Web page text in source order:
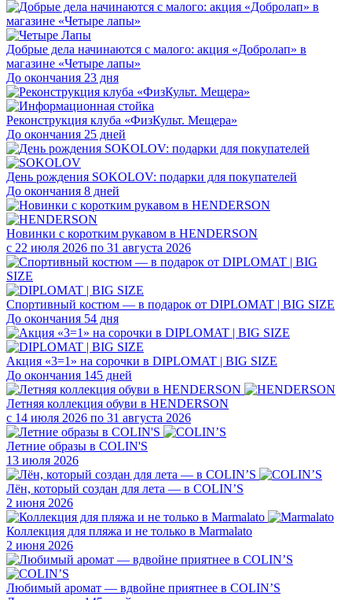
Добрые дела начинаются с малого: акция «Добролап» в
магазине «Четыре лапы»
До окончания 23 дня
Реконструкция клуба «ФизКульт. Мещера»
До окончания 25 дней
День рождения SOKOLOV: подарки для покупателей
До окончания 8 дней
Новинки с коротким рукавом в HENDERSON
с 22 июля 2026 по 31 августа 2026
Спортивный костюм — в подарок от DIPLOMAT | BIG SIZE
До окончания 54 дня
Акция «3=1» на сорочки в DIPLOMAT | BIG SIZE
До окончания 145 дней
Летняя коллекция обуви в HENDERSON
с 14 июля 2026 по 31 августа 2026
Летние образы в COLIN'S
13 июля 2026
Лён, который создан для лета — в COLIN’S
2 июня 2026
Коллекция для пляжа и не только в Marmalato
2 июня 2026
Любимый аромат — вдвойне приятнее в COLIN’S